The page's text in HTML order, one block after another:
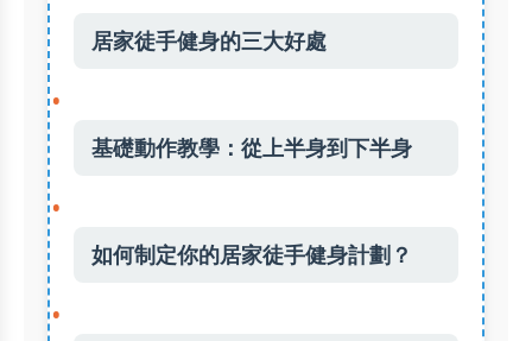
居家徒手健身的三大好處
基礎動作教學：從上半身到下半身
如何制定你的居家徒手健身計劃？